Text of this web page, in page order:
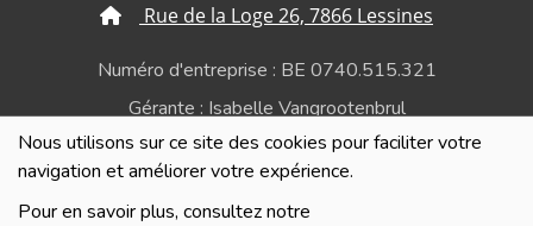
Nous utilisons sur ce site des cookies pour faciliter votre
navigation et améliorer votre expérience.
Pour en savoir plus, consultez notre
Rue de la Loge 26, 7866 Lessines
Numéro d'entreprise : BE 0740.515.321
Gérante : Isabelle Vangrootenbrul
Politique de confidentialité et de respect de la vie
privée